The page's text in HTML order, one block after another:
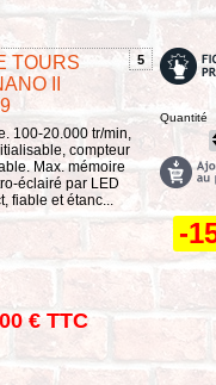
5
TOURS
II
100-20.000 tr/min,
compteur
Max. mémoire
éclairé par LED
fiable et étanc...
€ TTC
Quantité
-